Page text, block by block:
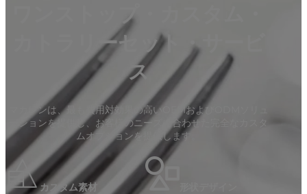
ワンストップ・カスタム・
カトラリーセット・サービ
ス
マカレンは、最も費用対効果の高いOEMおよびODMソリュ
ーションを提供し、お客様のニーズに合わせた完全なカスタ
ムオプションを提供します。
カスタム素材